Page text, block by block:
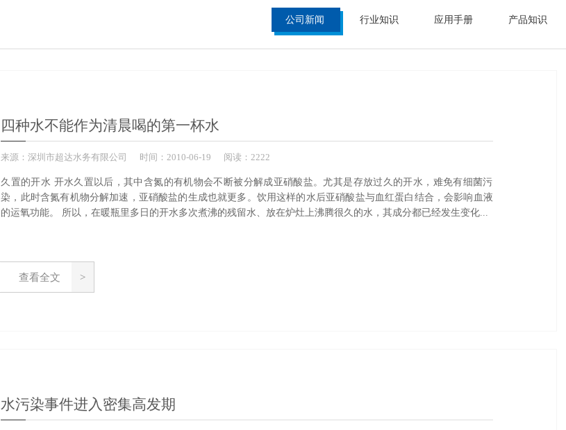
公司新闻 行业知识 应用手册 产品知识
四种水不能作为清晨喝的第一杯水
来源：深圳市超达水务有限公司 时间：2010-06-19 阅读：2222
久置的开水 开水久置以后，其中含氮的有机物会不断被分解成亚硝酸盐。尤其是存放过久的开水，难免有细菌污
染，此时含氮有机物分解加速，亚硝酸盐的生成也就更多。饮用这样的水后亚硝酸盐与血红蛋白结合，会影响血液
的运氧功能。 所以，在暖瓶里多日的开水多次煮沸的残留水、放在炉灶上沸腾很久的水，其成分都已经发生变化...
查看全文
水污染事件进入密集高发期